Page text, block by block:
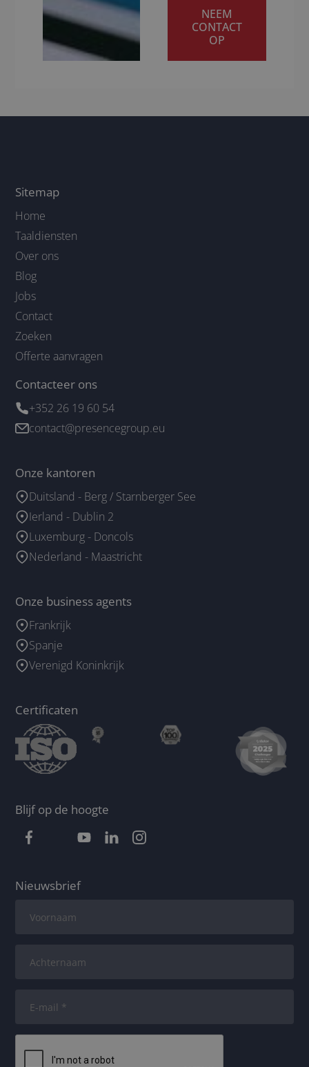
NEEM
CONTACT
OP
Sitemap
Home
Taaldiensten
Over ons
Blog
Jobs
Contact
Zoeken
Offerte aanvragen
Contacteer ons
+352 26 19 60 54
contact@presencegroup.eu
Onze kantoren
Duitsland - Berg / Starnberger See
Ierland - Dublin 2
Luxemburg - Doncols
Nederland - Maastricht
Onze business agents
Frankrijk
Spanje
Verenigd Koninkrijk
Certificaten
Blijf op de hoogte
Nieuwsbrief